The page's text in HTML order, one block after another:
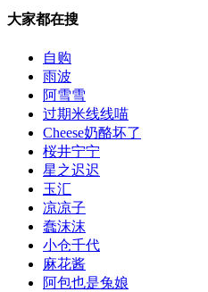
大家都在搜
自购
雨波
阿雪雪
过期米线线喵
Cheese奶酪坏了
桜井宁宁
星之迟迟
玉汇
凉凉子
蠢沫沫
小仓千代
麻花酱
阿包也是兔娘